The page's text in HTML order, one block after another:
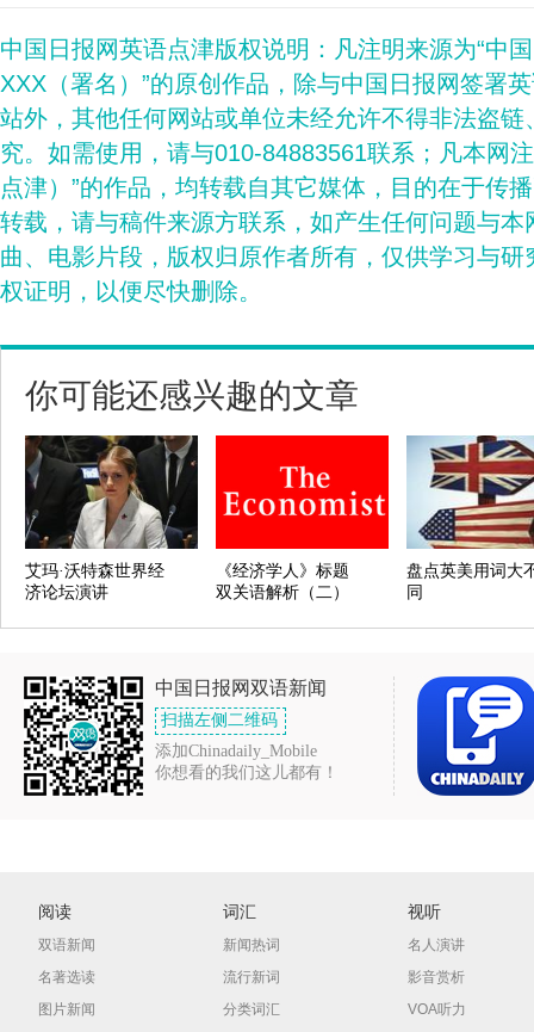
中国日报网英语点津版权说明：凡注明来源为“中
XXX（署名）”的原创作品，除与中国日报网签署
站外，其他任何网站或单位未经允许不得非法盗
究。如需使用，请与010-84883561联系；凡本网
点津）”的作品，均转载自其它媒体，目的在于传
转载，请与稿件来源方联系，如产生任何问题与
曲、电影片段，版权归原作者所有，仅供学习与
权证明，以便尽快删除。
你可能还感兴趣的文章
艾玛·沃特森世界经
济论坛演讲
《经济学人》标题
双关语解析（二）
盘点英美用词大
同
中国日报网双语新闻
扫描左侧二维码
添加Chinadaily_Mobile
你想看的我们这儿都有！
阅读
双语新闻
名著选读
图片新闻
词汇
新闻热词
流行新词
分类词汇
视听
名人演讲
影音赏析
VOA听力